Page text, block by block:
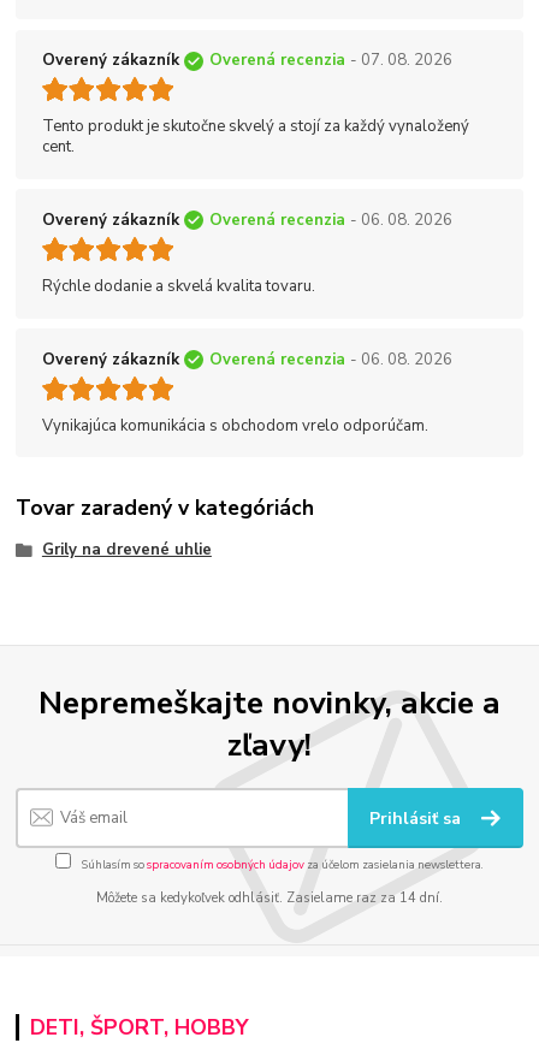
Overený zákazník Overená recenzia - 07. 08. 2026
Tento produkt je skutočne skvelý a stojí za každý vynaložený
cent.
Overený zákazník Overená recenzia - 06. 08. 2026
Rýchle dodanie a skvelá kvalita tovaru.
Overený zákazník Overená recenzia - 06. 08. 2026
Vynikajúca komunikácia s obchodom vrelo odporúčam.
Tovar zaradený v kategóriách
Grily na drevené uhlie
Nepremeškajte novinky, akcie a
zľavy!
Prihlásiť sa
Súhlasím sospracovaním osobných údajov za účelom zasielania newslettera.
Môžete sa kedykoľvek odhlásiť. Zasielame raz za 14 dní.
DETI, ŠPORT, HOBBY